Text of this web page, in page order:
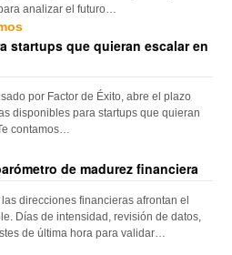
analizar el futuro…
startups que quieran escalar en
por Factor de Éxito, abre el plazo
disponibles para startups que quieran
contamos…
de madurez financiera
direcciones financieras afrontan el
Días de intensidad, revisión de datos,
de última hora para validar…